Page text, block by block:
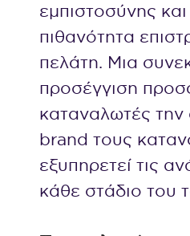
εμπιστοσύνης
πιθανότητα
πελάτη. Μια
προσέγγιση
καταναλωτές την
brand τους
εξυπηρετεί τις
κάθε στάδιο του